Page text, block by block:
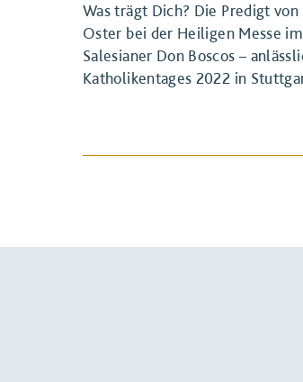
Was trägt Dich? Die Predigt
Oster bei der Heiligen Messe
Salesianer Don Boscos –
Katholikentages 2022 in